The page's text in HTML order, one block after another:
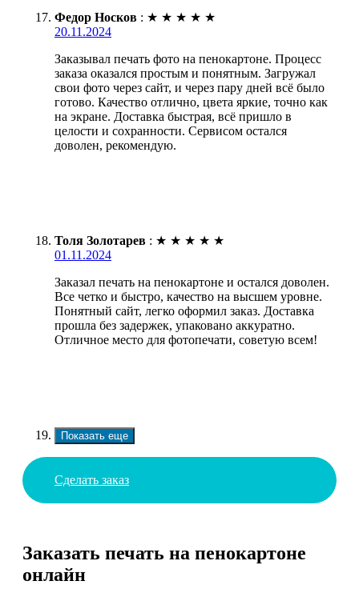
Федор Носков : ★ ★ ★ ★ ★
20.11.2024
Заказывал печать фото на пенокартоне. Процесс
заказа оказался простым и понятным. Загружал
свои фото через сайт, и через пару дней всё было
готово. Качество отлично, цвета яркие, точно как
на экране. Доставка быстрая, всё пришло в
целости и сохранности. Сервисом остался
доволен, рекомендую.
Толя Золотарев : ★ ★ ★ ★ ★
01.11.2024
Заказал печать на пенокартоне и остался доволен.
Все четко и быстро, качество на высшем уровне.
Понятный сайт, легко оформил заказ. Доставка
прошла без задержек, упаковано аккуратно.
Отличное место для фотопечати, советую всем!
Показать еще
Сделать заказ
Заказать печать на пенокартоне
онлайн